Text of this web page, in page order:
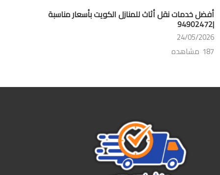
أفضل خدمات نقل أثاث للمنازل الكويت بأسعار مناسبة
|94902472
24/05/2026
187 مشاهده